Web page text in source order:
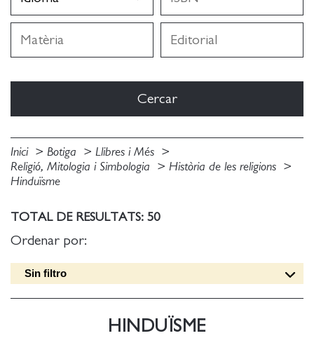
Inici Botiga
Llibres i Més
Religió, Mitologia i Simbologia
Història de les religions
Hinduïsme
TOTAL DE RESULTATS: 50
Ordenar por:
Sin filtro
HINDUÏSME